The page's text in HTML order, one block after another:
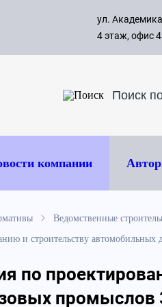
ул.
4 этаж, офис
компании
Ведомственные
и строительству
по
промыслов